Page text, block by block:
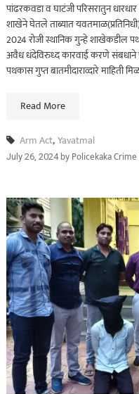
पांढरकवडा व घाटंजी परिसरातुन
शाखेने घेतले ताब्यात
2024 रोजी स्थानिक गुन्हे
अवैध धंदेविरुध्द कारवाई करणे संबधाने
पथकास गुप्त बातमीदाराव्दारे माहिती
Read More
Arm Act,Yavatmal
July 26, 2024byPolicekaka